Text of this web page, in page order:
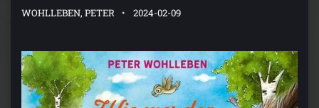
WOHLLEBEN, PETER 2024-02-09